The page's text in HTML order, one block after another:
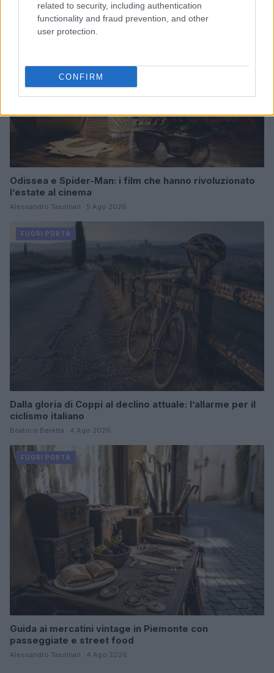
related to security, including authentication
functionality and fraud prevention, and other
user protection.
CONFIRM
FUORI PORTA
Odissea e Spider-Man: i film che hanno rivoluzionato
l’estate al cinema
Alessandro Tassinari · 5 Ago 2026
FUORI PORTA
Dalla gloria di Coppi al declino attuale: l’allarme per il
ciclismo italiano
Beatrice Beretta · 4 Ago 2026
FUORI PORTA
Guida ai mercatini vintage in Piemonte con
passeggiate e street food
Alessandro Tassinari · 4 Ago 2026